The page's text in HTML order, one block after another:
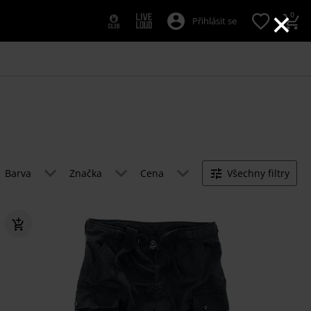
×
Přihlásit se 0
Barva Značka Cena Všechny filtry